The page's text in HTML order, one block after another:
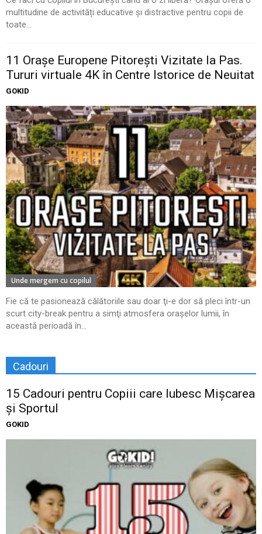
multitudine de activități educative și distractive pentru copii de
toate...
11 Oraşe Europene Pitoreşti Vizitate la Pas.
Tururi virtuale 4K în Centre Istorice de Neuitat
GOKID
Unde mergem cu copilul
Fie că te pasionează călătoriile sau doar ţi-e dor să pleci într-un
scurt city-break pentru a simţi atmosfera oraşelor lumii, în
această perioadă în...
Cadouri
15 Cadouri pentru Copiii care Iubesc Mișcarea
și Sportul
GOKID